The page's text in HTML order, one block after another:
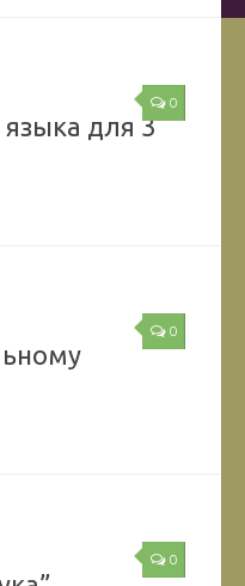
0
языка для 3
0
0